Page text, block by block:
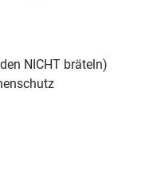
NICHT bräteln)